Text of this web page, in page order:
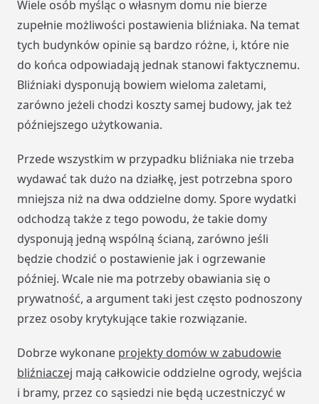
Wiele osób myśląc o własnym domu nie bierze
zupełnie możliwości postawienia bliźniaka. Na temat
tych budynków opinie są bardzo różne, i, które nie
do końca odpowiadają jednak stanowi faktycznemu.
Bliźniaki dysponują bowiem wieloma zaletami,
zarówno jeżeli chodzi koszty samej budowy, jak też
późniejszego użytkowania.
Przede wszystkim w przypadku bliźniaka nie trzeba
wydawać tak dużo na działkę, jest potrzebna sporo
mniejsza niż na dwa oddzielne domy. Spore wydatki
odchodzą także z tego powodu, że takie domy
dysponują jedną wspólną ścianą, zarówno jeśli
będzie chodzić o postawienie jak i ogrzewanie
później. Wcale nie ma potrzeby obawiania się o
prywatność, a argument taki jest często podnoszony
przez osoby krytykujące takie rozwiązanie.
Dobrze wykonane projekty domów w zabudowie
bliźniaczej mają całkowicie oddzielne ogrody, wejścia
i bramy, przez co sąsiedzi nie będą uczestniczyć w